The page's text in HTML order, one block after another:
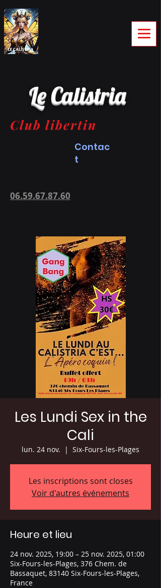
Le Calistria
Club libertin
Contac
t
06.59.67.87.60
Les Lundi Sex in the
Cali
lun. 24 nov.
  |
Six-Fours-les-Plages
Les inscriptions sont closes
Voir d'autres événements
Heure et lieu
24 nov. 2025, 19:00 – 25 nov. 2025, 01:00
Six-Fours-les-Plages, 376 Chem. de
Bassaquet, 83140 Six-Fours-les-Plages,
France